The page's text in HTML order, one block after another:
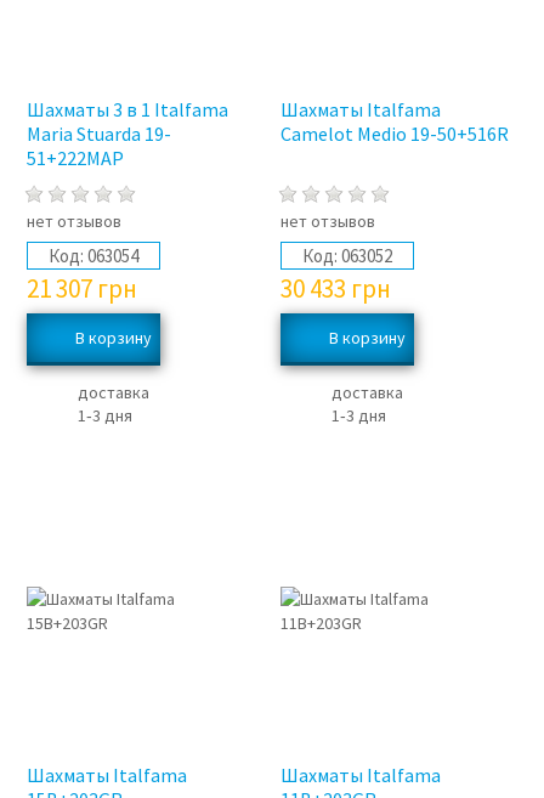
Шахматы 3 в 1 Italfama
Maria Stuarda 19-
51+222MAP
нет отзывов
Код: 063054
21 307 грн
доставка
1‑3 дня
Шахматы Italfama
Camelot Medio 19-50+516R
нет отзывов
Код: 063052
30 433 грн
доставка
1‑3 дня
Шахматы Italfama
Шахматы Italfama